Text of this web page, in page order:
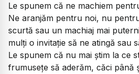
Le spunem că ne machiem
Ne aranjăm pentru noi, nu
scurtă sau un machiaj mai
mulți o invitație să ne atingă sau
Le spunem că nu mai știm la ce
frumusețe să aderăm, căci până